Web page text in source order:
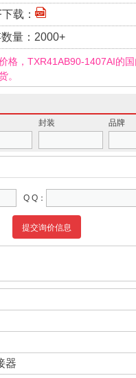
载：
量： 2000+
格，TXR41AB90-1407AI的
。
封装 品牌
Q Q：
提交询价信息
器